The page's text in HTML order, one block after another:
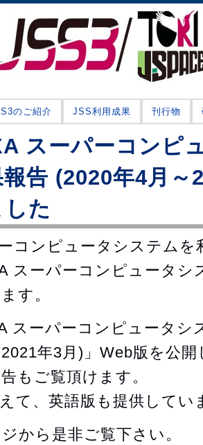
のご紹介 JSS利用成果 刊行物
スーパーコンピ
報告 (2020年4月～
した
コンピュータシステムを
スーパーコンピュータシ
す。
スーパーコンピュータシ
年3月)」Web版を公
もご覧頂けます。
て、英語版も提供してい
から是非ご覧下さい。